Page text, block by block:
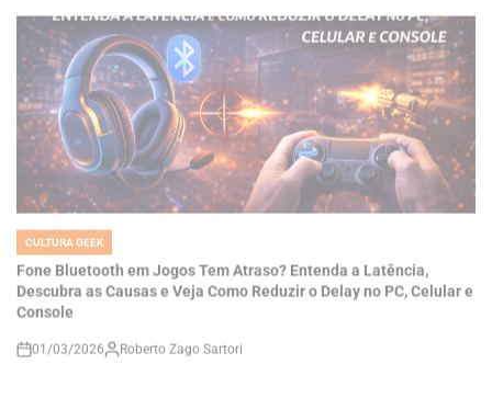
POSTED
IN
CULTURA GEEK
Fone Bluetooth em Jogos Tem Atraso? Entenda a Latência,
Descubra as Causas e Veja Como Reduzir o Delay no PC, Celular e
Console
on
01/03/2026 Roberto Zago Sartori